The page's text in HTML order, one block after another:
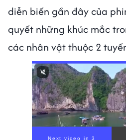
diễn biến gần đây của
quyết những khúc mắc
các nhân vật thuộc 2